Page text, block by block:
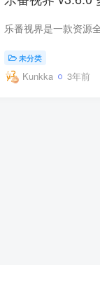
未分类
Kunkka 3年前